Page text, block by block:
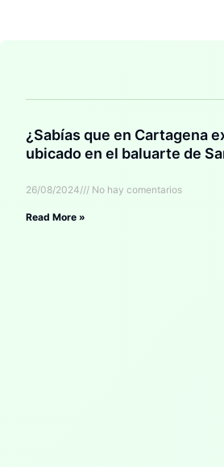
¿Sabías que en Cartagena
ubicado en el baluarte de
26/08/2024 No hay comentarios
Read More »